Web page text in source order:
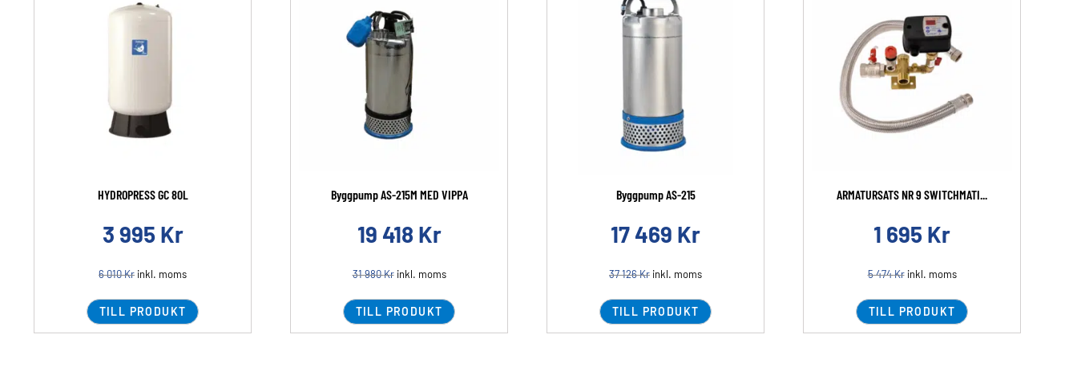
HYDROPRESS GC 80L
3 995 Kr
6 010Kr inkl. moms
TILL PRODUKT
Byggpump AS-215M MED VIPPA
19 418 Kr
31 980Krinkl. moms
TILL PRODUKT
Byggpump AS-215
17 469 Kr
37 126Kr inkl. moms
TILL PRODUKT
ARMATURSATS NR 9 SWITCHMATI...
1 695 Kr
5 474Krinkl. moms
TILL PRODUKT